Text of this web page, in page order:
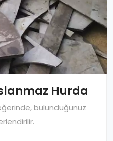
Hurda
bulunduğunuz